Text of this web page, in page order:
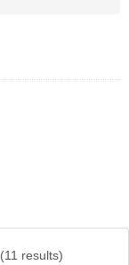
(11 results)